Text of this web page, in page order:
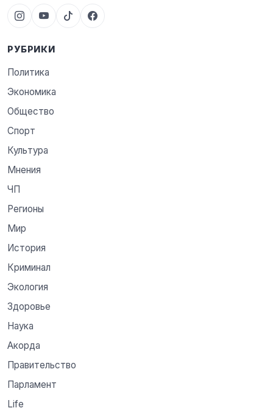
РУБРИКИ
Политика
Экономика
Общество
Спорт
Культура
Мнения
ЧП
Регионы
Мир
История
Криминал
Экология
Здоровье
Наука
Акорда
Правительство
Парламент
Life